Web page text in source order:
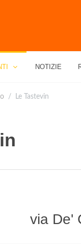
NOTIZIE
Le Tastevin
via De'